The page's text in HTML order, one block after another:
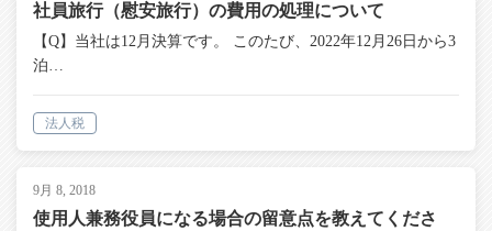
社員旅行（慰安旅行）の費用の処理について
【Q】当社は12月決算です。 このたび、2022年12月26日から3
泊…
法人税
9月 8, 2018
使用人兼務役員になる場合の留意点を教えてくださ